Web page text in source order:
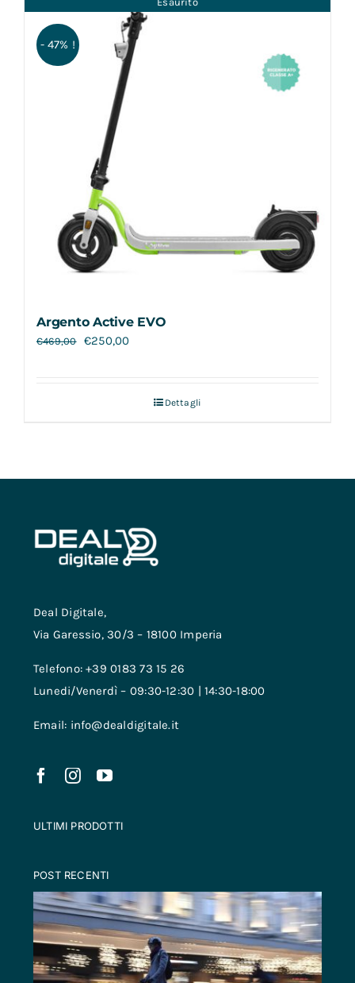
- 47% !
Argento Active EVO
€469,00 €250,00
Dettagli
Deal Digitale,
Via Garessio, 30/3 – 18100 Imperia
Telefono: +39 0183 73 15 26
Lunedi/Venerdì – 09:30-12:30 | 14:30-18:00
Email: info@dealdigitale.it
ULTIMI PRODOTTI
POST RECENTI